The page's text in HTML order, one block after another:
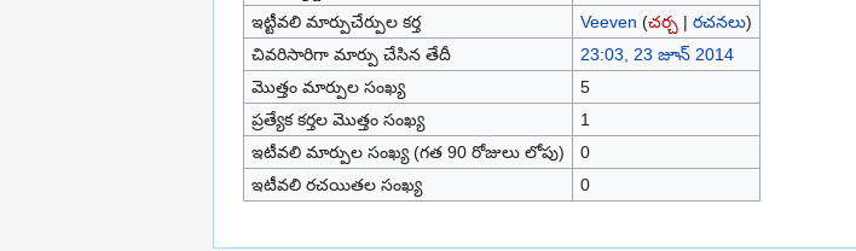
ఇట్టీవలి మార్పుచేర్పుల కర్త
Veeven (చర్చ | రచనలు)
చివరిసారిగా మార్పు చేసిన తేదీ
23:03, 23 జూన్ 2014
మొత్తం మార్పుల సంఖ్య
5
ప్రత్యేక కర్తల మొత్తం సంఖ్య
1
ఇటీవలి మార్పుల సంఖ్య (గత 90 రోజులు లోపు)
0
ఇటీవలి రచయితల సంఖ్య
0